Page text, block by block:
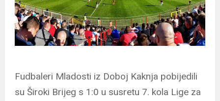
Fudbaleri Mladosti iz Doboj Kaknja pobijedili
su Široki Brijeg s 1:0 u susretu 7. kola Lige za